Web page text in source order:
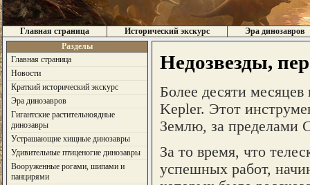
Главная страница Исторический экскурс
Эра динозавров
Разделы
Главная страница
Новости
Краткий исторический экскурс
Эра динозавров
Гигантские растительноядные
динозавры
Устрашающие хищные динозавры
Удивительные птиценогие динозавры
Вооруженные рогами, шипами и
панцирями
Недозвезды,
Более десяти
Kepler. Этот
Землю, за пределами
За то время, что
успешных работ,